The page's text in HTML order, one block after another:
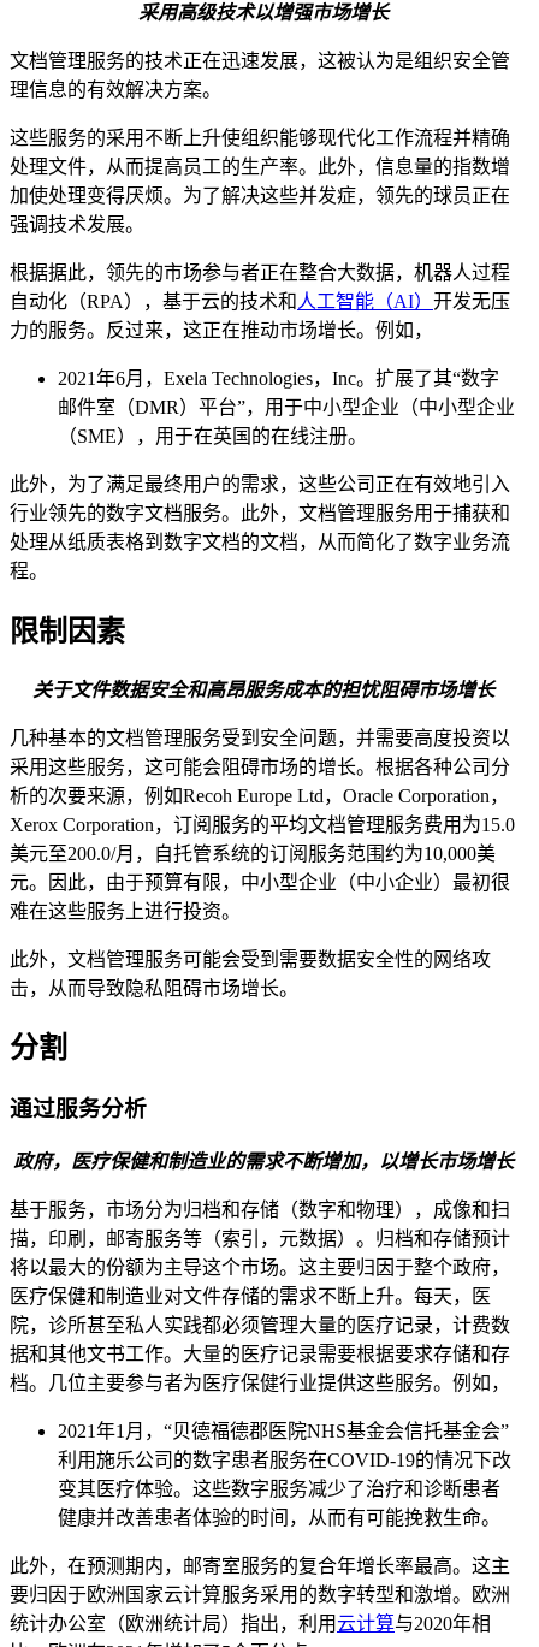
采用高级技术以增强市场增长
文档管理服务的技术正在迅速发展，这被认为是组织安全管
理信息的有效解决方案。
这些服务的采用不断上升使组织能够现代化工作流程并精确
处理文件，从而提高员工的生产率。此外，信息量的指数增
加使处理变得厌烦。为了解决这些并发症，领先的球员正在
强调技术发展。
根据据此，领先的市场参与者正在整合大数据，机器人过程
自动化（RPA），基于云的技术和 人工智能（AI） 开发无压
力的服务。反过来，这正在推动市场增长。例如，
2021年6月，Exela Technologies，Inc。扩展了其“数字
邮件室（DMR）平台”，用于中小型企业（中小型企业
（SME），用于在英国的在线注册。
此外，为了满足最终用户的需求，这些公司正在有效地引入
行业领先的数字文档服务。此外，文档管理服务用于捕获和
处理从纸质表格到数字文档的文档，从而简化了数字业务流
程。
限制因素
关于文件数据安全和高昂服务成本的担忧阻碍市场增长
几种基本的文档管理服务受到安全问题，并需要高度投资以
采用这些服务，这可能会阻碍市场的增长。根据各种公司分
析的次要来源，例如Recoh Europe Ltd，Oracle Corporation，
Xerox Corporation，订阅服务的平均文档管理服务费用为15.0
美元至200.0/月，自托管系统的订阅服务范围约为10,000美
元。因此，由于预算有限，中小型企业（中小企业）最初很
难在这些服务上进行投资。
此外，文档管理服务可能会受到需要数据安全性的网络攻
击，从而导致隐私阻碍市场增长。
分割
通过服务分析
政府，医疗保健和制造业的需求不断增加，以增长市场增长
基于服务，市场分为归档和存储（数字和物理），成像和扫
描，印刷，邮寄服务等（索引，元数据）。归档和存储预计
将以最大的份额为主导这个市场。这主要归因于整个政府，
医疗保健和制造业对文件存储的需求不断上升。每天，医
院，诊所甚至私人实践都必须管理大量的医疗记录，计费数
据和其他文书工作。大量的医疗记录需要根据要求存储和存
档。几位主要参与者为医疗保健行业提供这些服务。例如，
2021年1月，“贝德福德郡医院NHS基金会信托基金会”
利用施乐公司的数字患者服务在COVID-19的情况下改
变其医疗体验。这些数字服务减少了治疗和诊断患者
健康并改善患者体验的时间，从而有可能挽救生命。
此外，在预测期内，邮寄室服务的复合年增长率最高。这主
要归因于欧洲国家云计算服务采用的数字转型和激增。欧洲
统计办公室（欧洲统计局）指出，利用云计算与2020年相